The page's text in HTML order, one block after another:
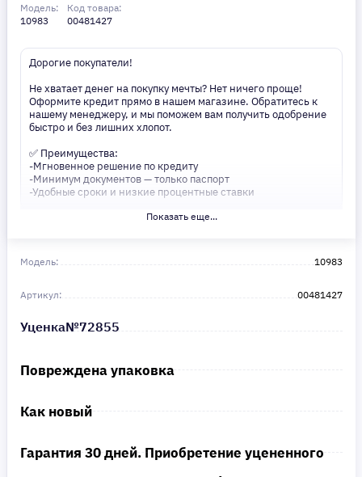
Модель:
10983
Код товара:
00481427
Дорогие покупатели!
Не хватает денег на покупку мечты? Нет ничего проще!
Оформите кредит прямо в нашем магазине. Обратитесь к
нашему менеджеру, и мы поможем вам получить одобрение
быстро и без лишних хлопот.
✅ Преимущества:
-Мгновенное решение по кредиту
-Минимум документов — только паспорт
-Удобные сроки и низкие процентные ставки
Не откладывайте свои желания на потом! Получите то, что
Показать еще...
Модель: 10983
Артикул: 00481427
Уценка№72855
Повреждена упаковка
Как новый
Гарантия 30 дней. Приобретение уцененного